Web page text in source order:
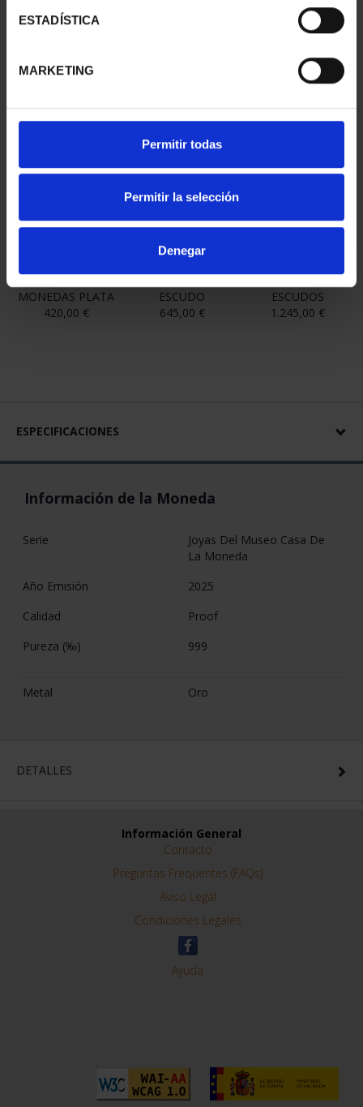
ESTADÍSTICA
MARKETING
Permitir todas
Permitir la selección
Denegar
2 escudos 1715 Felipe V acuñada en la CECA de Lima.
8 escudos 1770 Carlos III acuñada en la CECA de Guatemala.
COLECCIÓN
MONEDAS PLATA
420,00 €
1780 MÉXICO - 1
ESCUDO
645,00 €
1715 LIMA - 2
ESCUDOS
1.245,00 €
ESPECIFICACIONES
Información de la Moneda
Serie
Joyas Del Museo Casa De
La Moneda
Año Emisión
2025
Calidad
Proof
Pureza (‰)
999
Metal Oro
DETALLES
Información General
Contacto
Preguntas Frequentes (FAQs)
Aviso Legal
Condiciones Legales
Ayuda